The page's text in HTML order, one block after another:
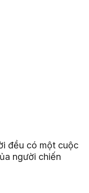
đều có một cuộc
người chiến